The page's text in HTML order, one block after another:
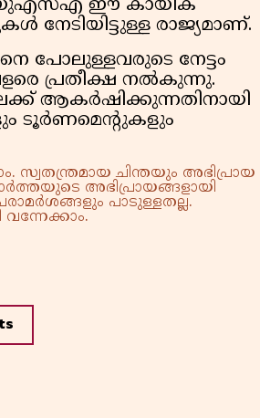
യുഎസ്എ ഈ കായിക
രാജ്യമാണ്.
പോലുള്ളവരുടെ നേട്ടം
പ്രതീക്ഷ നൽകുന്നു.
ആകർഷിക്കുന്നതിനായി
ടൂർണമെന്റുകളും
സ്വതന്ത്രമായ ചിന്തയും അഭിപ്രായ
അഭിപ്രായങ്ങളായി
പാടുള്ളതല്ല.